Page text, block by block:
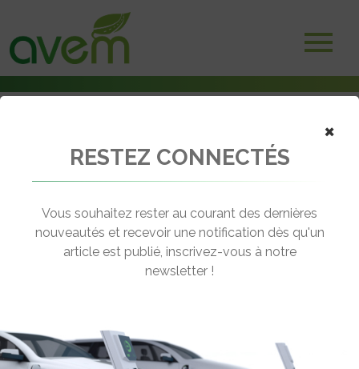
Renault branche l’île de Malte
← Revenir aux actualités
Rédigé par le 01 Juil 2013 à 00:00 0 commentaires
×
RESTEZ CONNECTÉS
Vous souhaitez rester au courant des dernières
nouveautés et recevoir une notification dès qu'un
article est publié, inscrivez-vous à notre
newsletter !